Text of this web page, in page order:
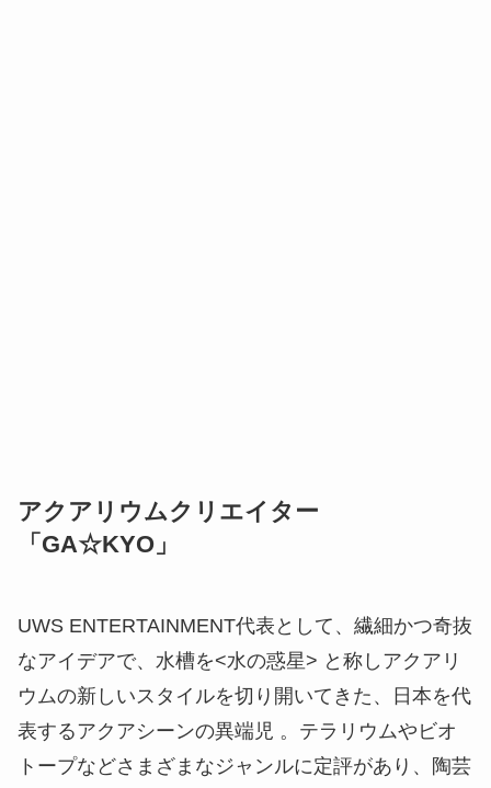
アクアリウムクリエイター
「GA☆KYO」
UWS ENTERTAINMENT代表として、繊細かつ奇抜
なアイデアで、水槽を<水の惑星> と称しアクアリ
ウムの新しいスタイルを切り開いてきた、日本を代
表するアクアシーンの異端児 。テラリウムやビオ
トープなどさまざまなジャンルに定評があり、陶芸